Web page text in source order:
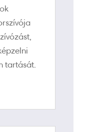
tartását.